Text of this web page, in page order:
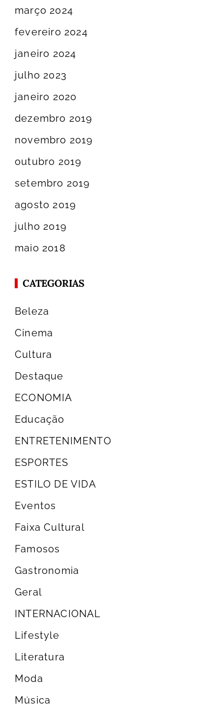
março 2024
fevereiro 2024
janeiro 2024
julho 2023
janeiro 2020
dezembro 2019
novembro 2019
outubro 2019
setembro 2019
agosto 2019
julho 2019
maio 2018
CATEGORIAS
Beleza
Cinema
Cultura
Destaque
ECONOMIA
Educação
ENTRETENIMENTO
ESPORTES
ESTILO DE VIDA
Eventos
Faixa Cultural
Famosos
Gastronomia
Geral
INTERNACIONAL
Lifestyle
Literatura
Moda
Música